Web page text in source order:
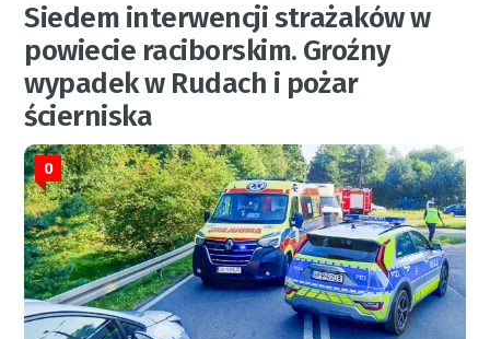
Siedem interwencji strażaków w
powiecie raciborskim. Groźny
wypadek w Rudach i pożar
ścierniska
0